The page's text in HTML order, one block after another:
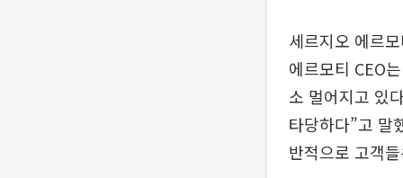
세르지오 에르
에르모티 CEO
소 멀어지고 있
타당하다”고 말
반적으로 고객